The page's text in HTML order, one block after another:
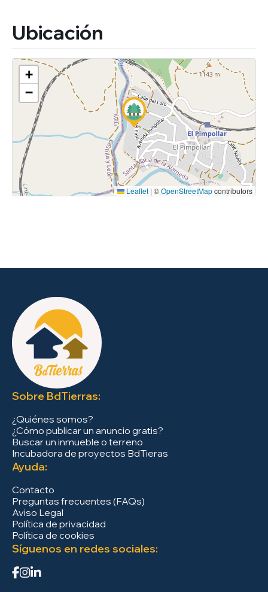
Ubicación
+
−
Leaflet | ©OpenStreetMapcontributors
Sobre BdTierras:
¿Quiénes somos?
¿Cómo publicar un anuncio gratis?
Buscar un inmueble o terreno
Incubadora de proyectos BdTieras
Ayuda:
Contacto
Preguntas frecuentes (FAQs)
Aviso Legal
Política de privacidad
Política de cookies
Síguenos en redes sociales: